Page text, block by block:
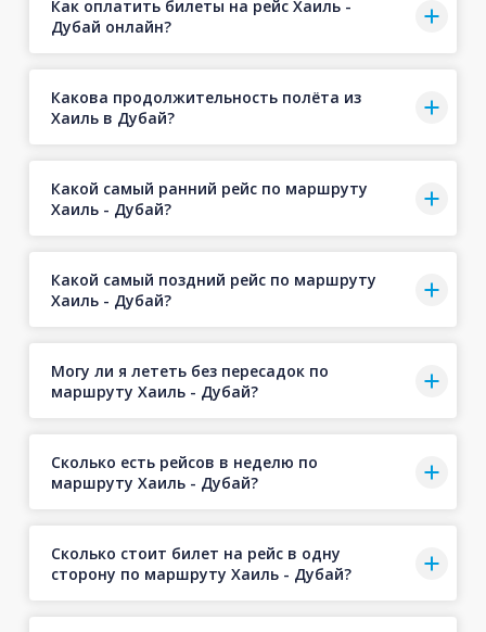
Как оплатить билеты на рейс Хаиль -
Дубай онлайн?
Какова продолжительность полёта из
Хаиль в Дубай?
Какой самый ранний рейс по маршруту
Хаиль - Дубай?
Какой самый поздний рейс по маршруту
Хаиль - Дубай?
Могу ли я лететь без пересадок по
маршруту Хаиль - Дубай?
Сколько есть рейсов в неделю по
маршруту Хаиль - Дубай?
Сколько стоит билет на рейс в одну
сторону по маршруту Хаиль - Дубай?